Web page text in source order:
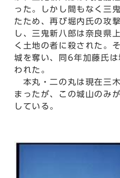
った。しかし間もなく三
たため、再び堀内氏の攻
し、三鬼新八郎は奈良県
く土地の者に殺された。
城を奪い、同6年加藤氏
われた。
本丸・二の丸は現在三
まったが、この城山のみ
している。